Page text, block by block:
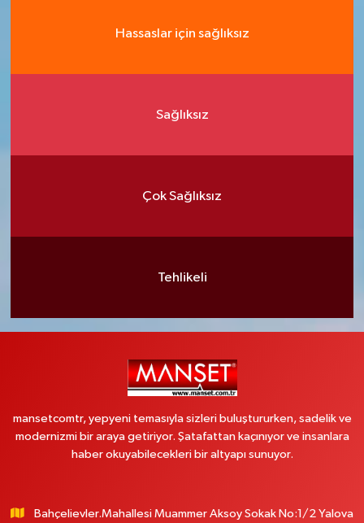
Hassaslar için sağlıksız
Sağlıksız
Çok Sağlıksız
Tehlikeli
mansetcomtr, yepyeni temasıyla sizleri buluştururken, sadelik ve
modernizmi bir araya getiriyor. Şatafattan kaçınıyor ve insanlara
haber okuyabilecekleri bir altyapı sunuyor.
Bahçelievler.Mahallesi Muammer Aksoy Sokak No:1/2 Yalova